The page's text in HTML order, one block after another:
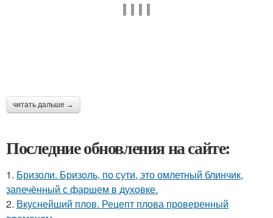
читать дальше →
Последние обновления на сайте:
1. Бризоли. Бризоль, по сути, это омлетный блинчик,
запечённый с фаршем в духовке.
2. Вкуснейший плов. Рецепт плова проверенный